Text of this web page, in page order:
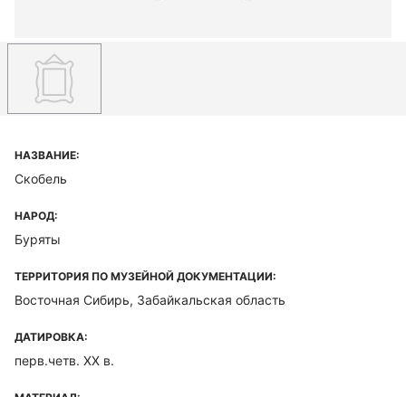
НАЗВАНИЕ:
Скобель
НАРОД:
Буряты
ТЕРРИТОРИЯ ПО МУЗЕЙНОЙ ДОКУМЕНТАЦИИ:
Восточная Сибирь, Забайкальская область
ДАТИРОВКА:
перв.четв. XX в.